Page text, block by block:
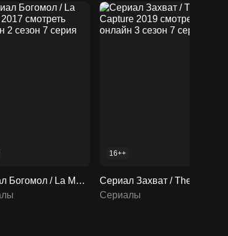
Сериал Богомол / La Mante 2017 смотреть онлайн 2 сезон 7 серия
16++
Сериалы